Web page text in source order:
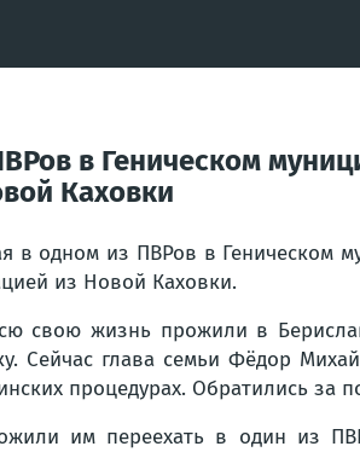
в Геническом
Каховки
в одном из ПВРов в Геническом
из Новой Каховки.
свою жизнь прожили в
Сейчас глава семьи Фёдор
процедурах. Обратились за
им переехать в один из